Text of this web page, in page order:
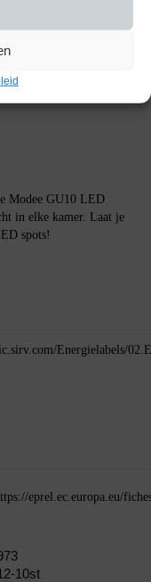
Modee GU10 LED
in elke kamer. Laat je
spots!
Energielabels/
eprel.ec.europa.eu/
10st